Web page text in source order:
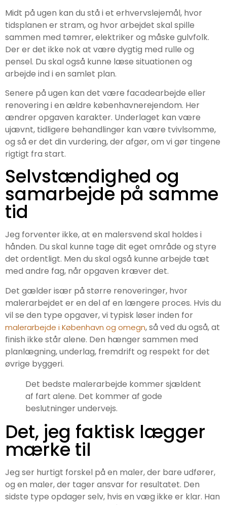
Midt på ugen kan du stå i et erhvervslejemål, hvor
tidsplanen er stram, og hvor arbejdet skal spille
sammen med tømrer, elektriker og måske gulvfolk.
Der er det ikke nok at være dygtig med rulle og
pensel. Du skal også kunne læse situationen og
arbejde ind i en samlet plan.
Senere på ugen kan det være facadearbejde eller
renovering i en ældre københavnerejendom. Her
ændrer opgaven karakter. Underlaget kan være
ujævnt, tidligere behandlinger kan være tvivlsomme,
og så er det din vurdering, der afgør, om vi gør tingene
rigtigt fra start.
Selvstændighed og
samarbejde på samme
tid
Jeg forventer ikke, at en malersvend skal holdes i
hånden. Du skal kunne tage dit eget område og styre
det ordentligt. Men du skal også kunne arbejde tæt
med andre fag, når opgaven kræver det.
Det gælder især på større renoveringer, hvor
malerarbejdet er en del af en længere proces. Hvis du
vil se den type opgaver, vi typisk løser inden for
malerarbejde i København og omegn, så ved du også, at
finish ikke står alene. Den hænger sammen med
planlægning, underlag, fremdrift og respekt for det
øvrige byggeri.
Det bedste malerarbejde kommer sjældent
af fart alene. Det kommer af gode
beslutninger undervejs.
Det, jeg faktisk lægger
mærke til
Jeg ser hurtigt forskel på en maler, der bare udfører,
og en maler, der tager ansvar for resultatet. Den
sidste type opdager selv, hvis en væg ikke er klar. Han